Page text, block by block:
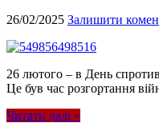
26/02/2025 Залишити
26 лютого – в День
Це був час розгортання
Читати далі »